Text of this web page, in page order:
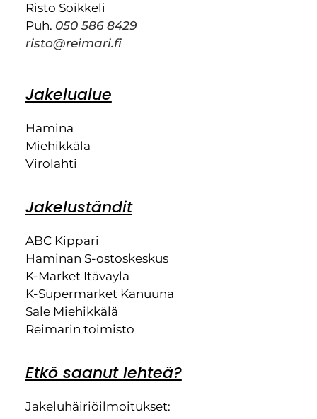
Risto Soikkeli
Puh. 050 586 8429
risto@reimari.fi
Jakelualue
Hamina
Miehikkälä
Virolahti
Jakeluständit
ABC Kippari
Haminan S-ostoskeskus
K-Market Itäväylä
K-Supermarket Kanuuna
Sale Miehikkälä
Reimarin toimisto
Etkö saanut lehteä?
Jakeluhäiriöilmoitukset: